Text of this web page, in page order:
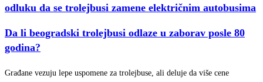
odluku da se trolejbusi zamene električnim autobusima
Da li beogradski trolejbusi odlaze u zaborav posle 80
godina?
Građane vezuju lepe uspomene za trolejbuse, ali deluje da više cene